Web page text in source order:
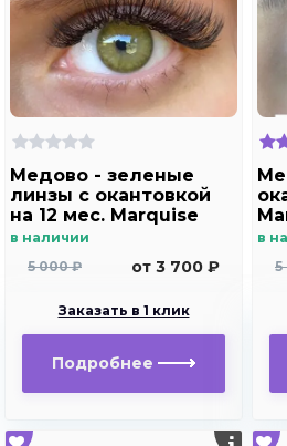
Медово - зеленые
линзы c окантовкой
на 12 мес. Marquise
Hollywood brown m2
в наличии
5 000 ₽
от 3 700 ₽
Заказать в 1 клик
Подробнее
в
5